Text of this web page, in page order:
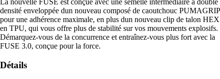
densité enveloppée dun nouveau composé de caoutchouc PUMAGRIP
pour une adhérence maximale, en plus dun nouveau clip de talon HEX
en TPU, qui vous offre plus de stabilité sur vos mouvements explosifs.
Démarquez-vous de la concurrence et entraînez-vous plus fort avec la
FUSE 3.0, conçue pour la force.
Détails